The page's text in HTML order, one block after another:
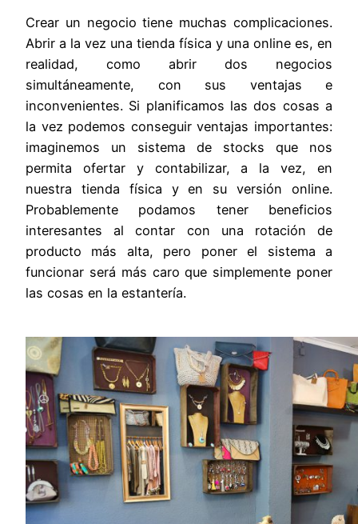
Crear un negocio tiene muchas complicaciones.
Abrir a la vez una tienda física y una online es, en
realidad, como abrir dos negocios
simultáneamente, con sus ventajas e
inconvenientes. Si planificamos las dos cosas a
la vez podemos conseguir ventajas importantes:
imaginemos un sistema de stocks que nos
permita ofertar y contabilizar, a la vez, en
nuestra tienda física y en su versión online.
Probablemente podamos tener beneficios
interesantes al contar con una rotación de
producto más alta, pero poner el sistema a
funcionar será más caro que simplemente poner
las cosas en la estantería.